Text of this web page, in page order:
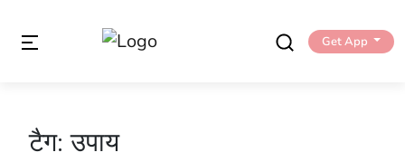
Get App
टैग:उपाय